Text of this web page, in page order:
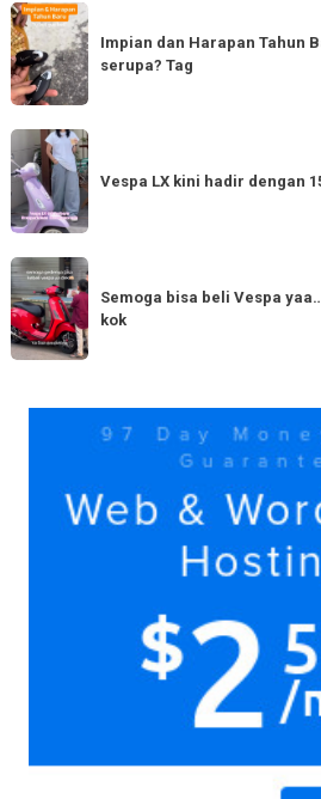
Impian
dan
Harapan
Tahun
Baru
Punya
bestie
yang
Tag
Impian dan Harapan Tahun
serupa? Tag
Vespa
LX
kini
hadir
dengan
150cc
tiba
di
Vespa LX kini hadir dengan
Semoga
bisa
beli
Vespa
Yuk
Semoga bisa beli Vespa
kok